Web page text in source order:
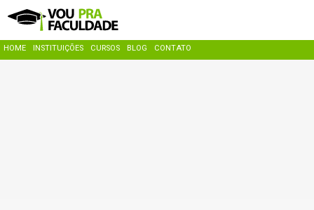
HOME INSTITUIÇÕES CURSOS BLOG CONTATO